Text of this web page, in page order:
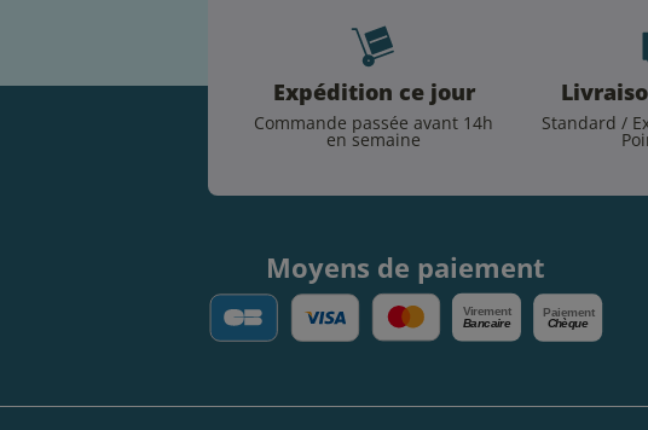
Expédition ce jour
Commande passée avant 14h
en semaine
Standard /
Moyens de paiement
Virement
Bancaire
Paiement
Chèque